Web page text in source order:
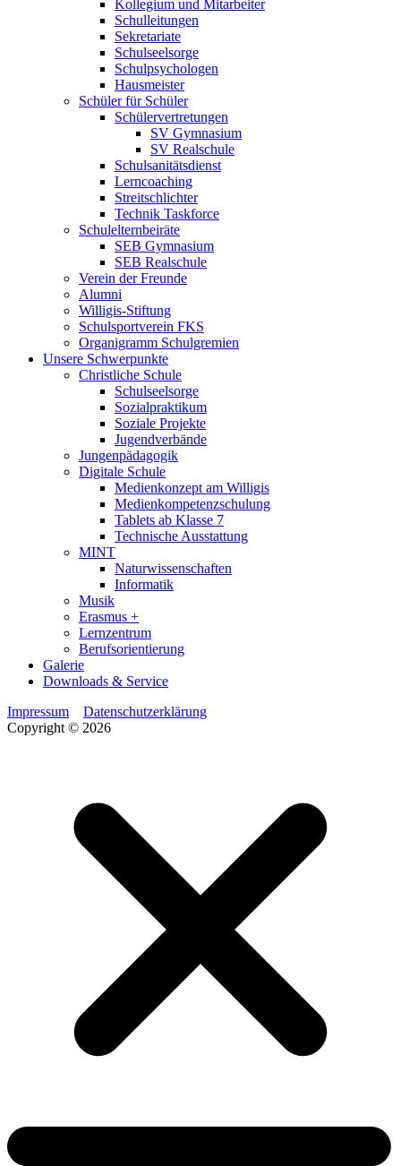
Kollegium und Mitarbeiter
Schulleitungen
Sekretariate
Schulseelsorge
Schulpsychologen
Hausmeister
Schüler für Schüler
Schülervertretungen
SV Gymnasium
SV Realschule
Schulsanitätsdienst
Lerncoaching
Streitschlichter
Technik Taskforce
Schulelternbeiräte
SEB Gymnasium
SEB Realschule
Verein der Freunde
Alumni
Willigis-Stiftung
Schulsportverein FKS
Organigramm Schulgremien
Unsere Schwerpunkte
Christliche Schule
Schulseelsorge
Sozialpraktikum
Soziale Projekte
Jugendverbände
Jungenpädagogik
Digitale Schule
Medienkonzept am Willigis
Medienkompetenzschulung
Tablets ab Klasse 7
Technische Ausstattung
MINT
Naturwissenschaften
Informatik
Musik
Erasmus +
Lernzentrum
Berufsorientierung
Galerie
Downloads & Service
Impressum
Datenschutzerklärung
Copyright © 2026